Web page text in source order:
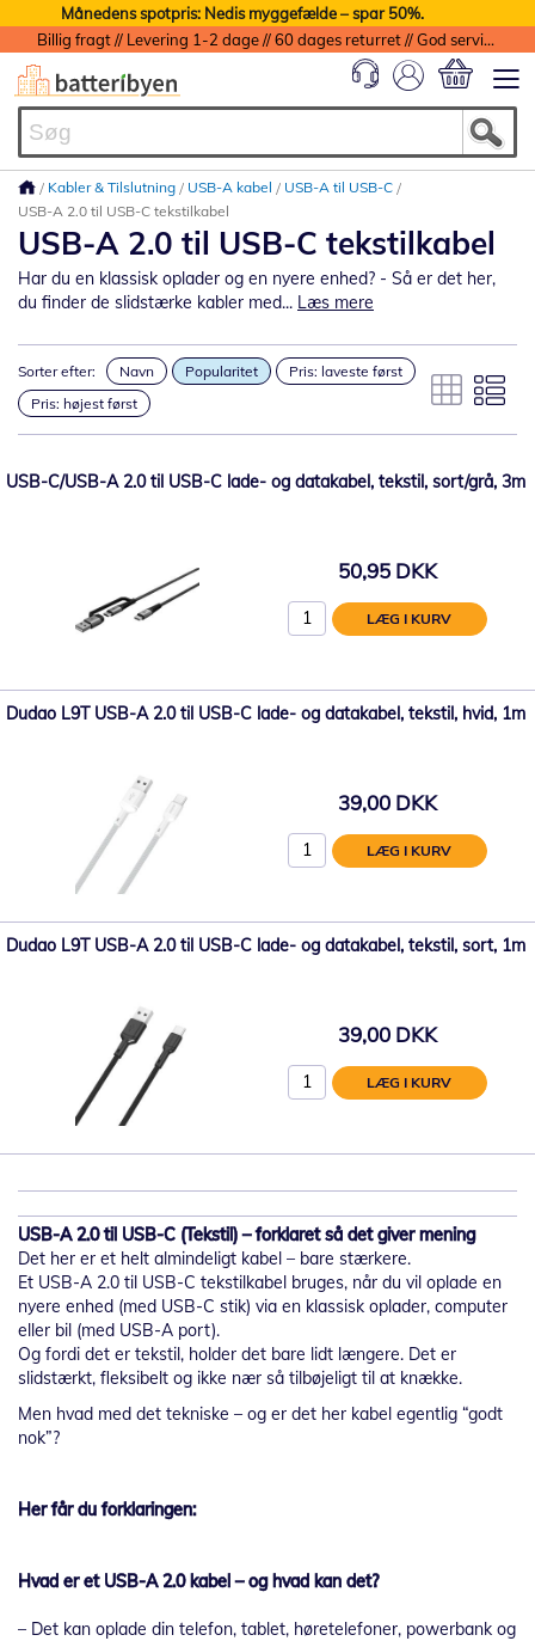
Månedens spotpris: Nedis myggefælde – spar 50%.
Billig fragt // Levering 1-2 dage // 60 dages returret // God service med garanti
Kabler & Tilslutning USB-A kabel
USB-A til USB-C
USB-A 2.0 til USB-C tekstilkabel
USB-A 2.0 til USB-C tekstilkabel
Har du en klassisk oplader og en nyere enhed? - Så er det her,
du finder de slidstærke kabler med... Læs mere
Sorter efter: Navn Popularitet
Pris: laveste først
Pris: højest først
USB-C/USB-A 2.0 til USB-C lade- og datakabel, tekstil, sort/grå, 3m
50,95 DKK
LÆG I KURV
Dudao L9T USB-A 2.0 til USB-C lade- og datakabel, tekstil, hvid, 1m
39,00 DKK
LÆG I KURV
Dudao L9T USB-A 2.0 til USB-C lade- og datakabel, tekstil, sort, 1m
39,00 DKK
LÆG I KURV
USB-A 2.0 til USB-C (Tekstil) – forklaret så det giver mening
Det her er et helt almindeligt kabel – bare stærkere.
Et USB-A 2.0 til USB-C tekstilkabel bruges, når du vil oplade en
nyere enhed (med USB-C stik) via en klassisk oplader, computer
eller bil (med USB-A port).
Og fordi det er tekstil, holder det bare lidt længere. Det er
slidstærkt, fleksibelt og ikke nær så tilbøjeligt til at knække.
Men hvad med det tekniske – og er det her kabel egentlig “godt
nok”?
Her får du forklaringen:
Hvad er et USB-A 2.0 kabel – og hvad kan det?
– Det kan oplade din telefon, tablet, høretelefoner, powerbank og